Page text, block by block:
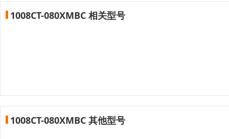
1008CT-080XMBC 相关型号
1008CT-080XMBC 其他型号